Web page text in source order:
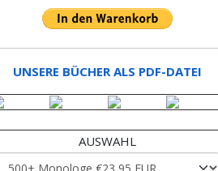
UNSERE BÜCHER ALS PDF-DATEI
AUSWAHL